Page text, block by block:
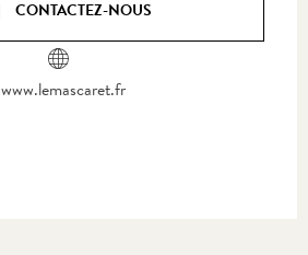
CONTACTEZ-NOUS
www.lemascaret.fr